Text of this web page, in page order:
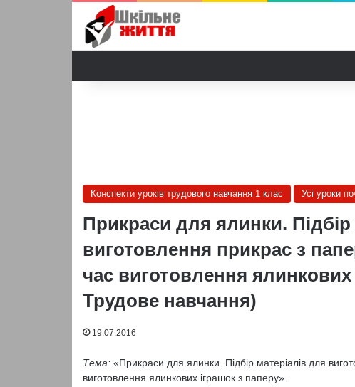
Конспекти уроків трудового навчання 1 клас Усі уроки
Прикраси для ялинки. Підбір
виготовлення прикрас з
час виготовлення ялинкових
Трудове навчання)
19.07.2016
Тема:«Прикраси для ялинки. Підбір матеріалів для
виготовлення ялинкових іграшок з паперу».